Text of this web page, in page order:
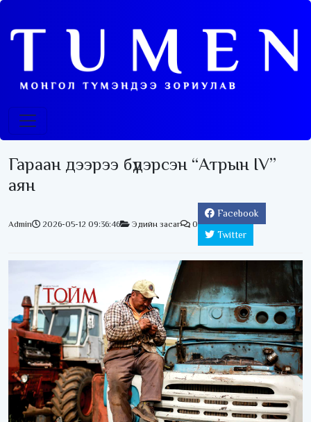
Гараан дээрээ бүдэрсэн “Атрын IV”
аян
Admin 2026-05-12 09:36:46 Эдийн засаг 0
Facebook
Twitter